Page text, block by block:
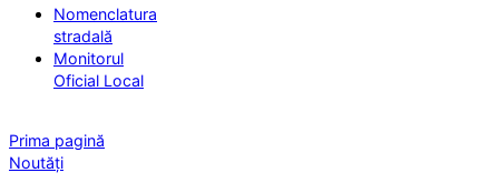
Nomenclatura
stradală
Monitorul
Oficial Local
Prima pagină
Noutăți